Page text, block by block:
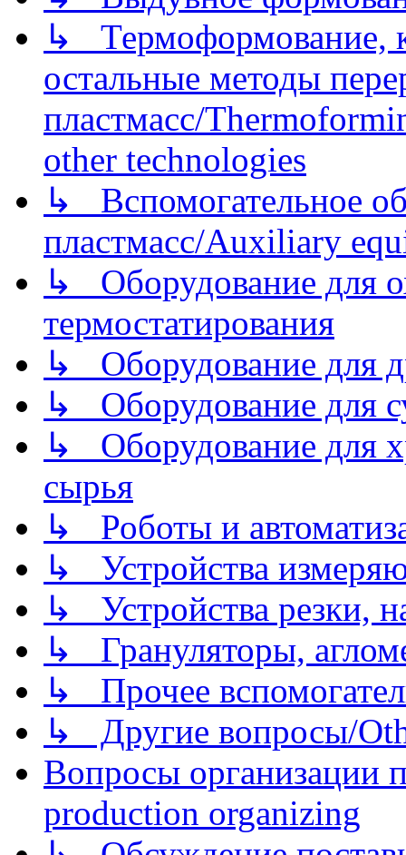
↳ Термоформование,
остальные методы
пластмасс/
other technologies
↳ Вспомогательное
пластмасс/Auxiliary
↳ Оборудование для
термостатирования
↳ Оборудование для
↳ Оборудование для
↳ Оборудование для
сырья
↳ Роботы и
↳ Устройства
↳ Устройства резки,
↳ Грануляторы,
↳ Прочее
↳ Другие вопросы/
Вопросы организации
production organizing